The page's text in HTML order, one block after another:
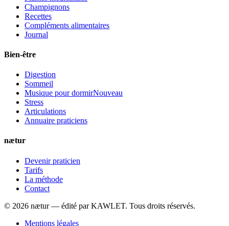
Champignons
Recettes
Compléments alimentaires
Journal
Bien-être
Digestion
Sommeil
Musique pour dormirNouveau
Stress
Articulations
Annuaire praticiens
nætur
Devenir praticien
Tarifs
La méthode
Contact
© 2026 nætur — édité par KAWLET. Tous droits réservés.
Mentions légales